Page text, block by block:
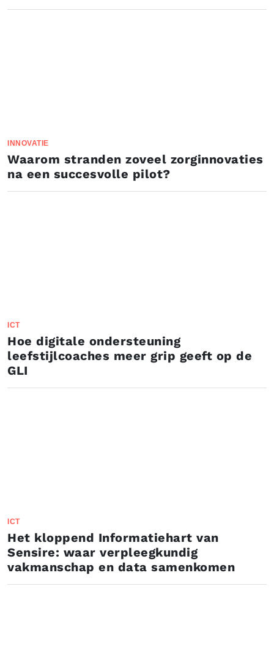
INNOVATIE
Waarom stranden zoveel zorginnovaties
na een succesvolle pilot?
ICT
Hoe digitale ondersteuning
leefstijlcoaches meer grip geeft op de
GLI
ICT
Het kloppend Informatiehart van
Sensire: waar verpleegkundig
vakmanschap en data samenkomen